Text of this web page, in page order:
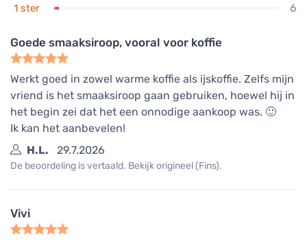
1 ster 6
Goede smaak­siroop, vooral voor koffie
Werkt goed in zowel warme koffie als ijskoffie. Zelfs mijn
vriend is het smaak­siroop gaan gebruiken, hoewel hij in
het begin zei dat het een onnodige aankoop was. 🙂
Ik kan het aanbevelen!
H.L.
29.7.2026
De beoordeling is vertaald. Bekijk origineel (Fins).
Vivi